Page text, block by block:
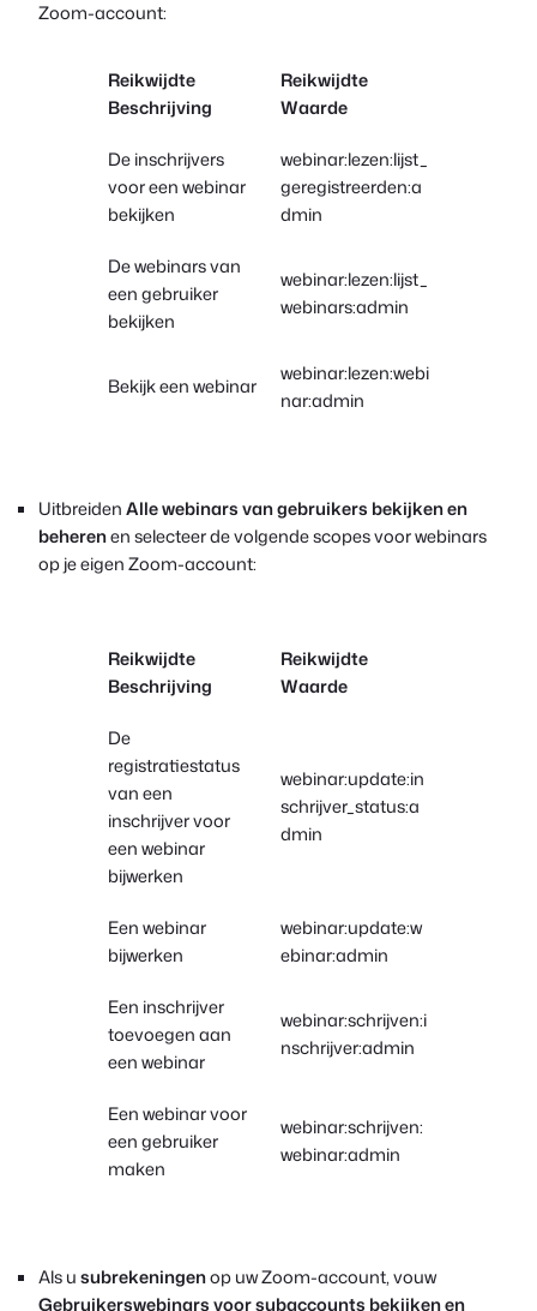
Zoom-account:
Reikwijdte
Beschrijving
Reikwijdte
Waarde
De inschrijvers
voor een webinar
bekijken
webinar:lezen:lijst_
geregistreerden:a
dmin
De webinars van
een gebruiker
bekijken
webinar:lezen:lijst_
webinars:admin
Bekijk een webinar
webinar:lezen:webi
nar:admin
UitbreidenAlle webinars van gebruikers bekijken en
beherenen selecteer de volgende scopes voor webinars
op je eigen Zoom-account:
Reikwijdte
Beschrijving
Reikwijdte
Waarde
De
registratiestatus
van een
inschrijver voor
een webinar
bijwerken
webinar:update:in
schrijver_status:a
dmin
Een webinar
bijwerken
webinar:update:w
ebinar:admin
Een inschrijver
toevoegen aan
een webinar
webinar:schrijven:i
nschrijver:admin
Een webinar voor
een gebruiker
maken
webinar:schrijven:
webinar:admin
Als usubrekeningenop uw Zoom-account, vouw
Gebruikerswebinars voor subaccounts bekijken en